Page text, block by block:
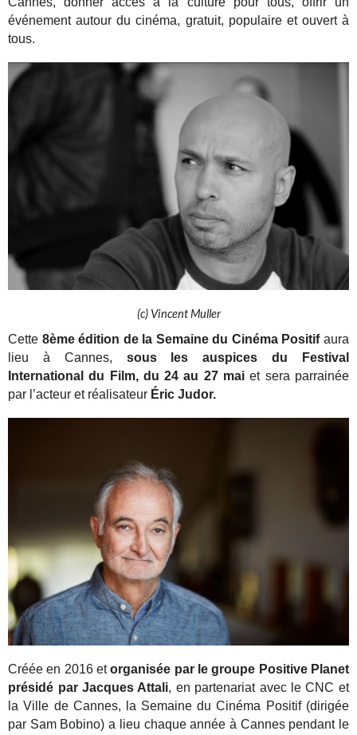
événement autour du cinéma, gratuit, populaire et ouvert à
tous.
(c) Vincent Muller
Cette 8ème édition de la Semaine du Cinéma Positif aura
lieu à Cannes, sous les auspices du Festival
International du Film, du 24 au 27 mai et sera parrainée
par l’acteur et réalisateur Éric Judor.
Créée en 2016 etorganisée par le groupe Positive Planet
présidé par Jacques Attali, en partenariat avec le CNC et
la Ville de Cannes, la Semaine du Cinéma Positif (dirigée
par Sam Bobino) a lieu chaque année à Cannes pendant le